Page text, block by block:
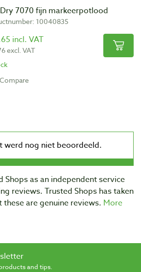
7070 fijn markeerpotlood
10040835
incl. VAT
excl. VAT
Compare
Shops as an independent service
reviews. Trusted Shops has taken
are genuine reviews. More
and tips.